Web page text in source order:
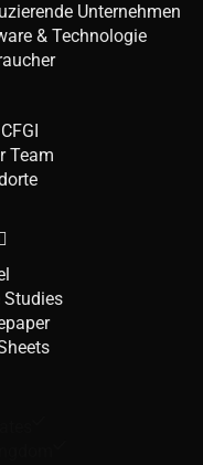
Unternehmen
& Technologie
Team
Studies